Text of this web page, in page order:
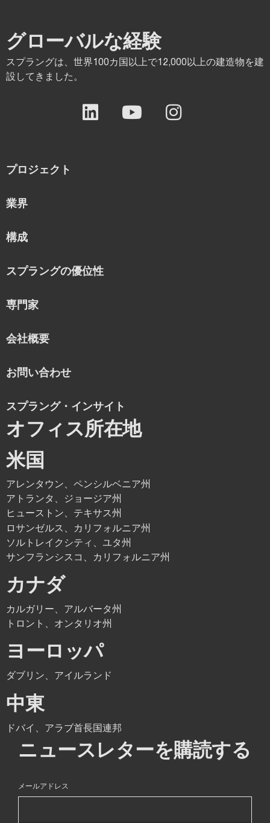
グローバルな経験
スプラングは、世界100カ国以上で12,000以上の建造物を建
設してきました。
プロジェクト
業界
構成
スプラングの優位性
専門家
会社概要
お問い合わせ
スプラング・インサイト
オフィス所在地
米国
アレンタウン、ペンシルベニア州
アトランタ、ジョージア州
ヒューストン、テキサス州
ロサンゼルス、カリフォルニア州
ソルトレイクシティ、ユタ州
サンフランシスコ、カリフォルニア州
カナダ
カルガリー、アルバータ州
トロント、オンタリオ州
ヨーロッパ
ダブリン、アイルランド
中東
ドバイ、アラブ首長国連邦
ニュースレターを購読する
メールアドレス